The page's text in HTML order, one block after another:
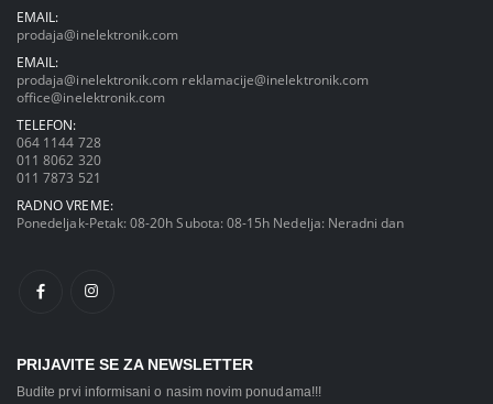
EMAIL:
prodaja@inelektronik.com
EMAIL:
prodaja@inelektronik.com reklamacije@inelektronik.com
office@inelektronik.com
TELEFON:
064 1144 728
011 8062 320
011 7873 521
RADNO VREME:
Ponedeljak-Petak: 08-20h Subota: 08-15h Nedelja: Neradni dan
PRIJAVITE SE ZA NEWSLETTER
Budite prvi informisani o nasim novim ponudama!!!